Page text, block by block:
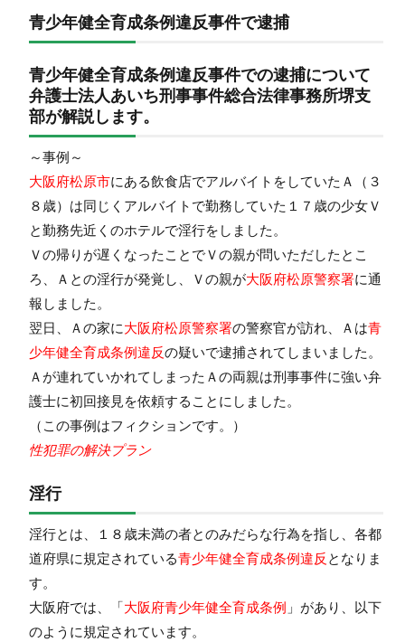
青少年健全育成条例違反事件で逮捕
青少年健全育成条例違反事件での逮捕について
弁護士法人あいち刑事事件総合法律事務所堺支
部が解説します。
～事例～
大阪府松原市にある飲食店でアルバイトをしていたＡ（３
８歳）は同じくアルバイトで勤務していた１７歳の少女Ｖ
と勤務先近くのホテルで淫行をしました。
Ｖの帰りが遅くなったことでＶの親が問いただしたとこ
ろ、Ａとの淫行が発覚し、Ｖの親が大阪府松原警察署に通
報しました。
翌日、Ａの家に大阪府松原警察署の警察官が訪れ、Ａは青
少年健全育成条例違反の疑いで逮捕されてしまいました。
Ａが連れていかれてしまったＡの両親は刑事事件に強い弁
護士に初回接見を依頼することにしました。
（この事例はフィクションです。）
性犯罪の解決プラン
淫行
淫行とは、１８歳未満の者とのみだらな行為を指し、各都
道府県に規定されている青少年健全育成条例違反 となりま
す。
大阪府では、「大阪府青少年健全育成条例 」があり、以下
のように規定されています。